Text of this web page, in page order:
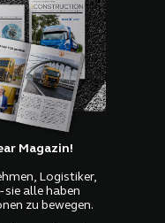
Magazin!
Logistiker,
sie alle haben
zu bewegen.